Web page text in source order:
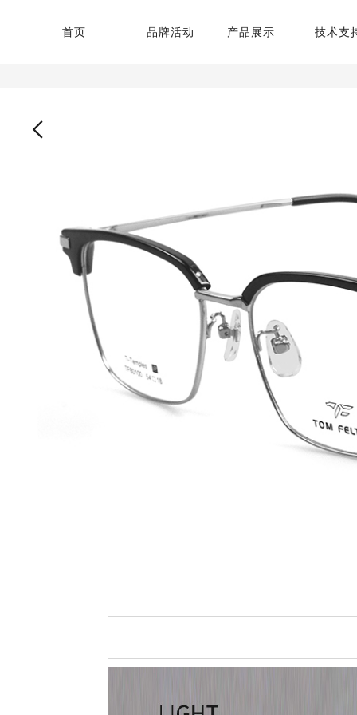
首页 品牌活动 产品展示 技术支